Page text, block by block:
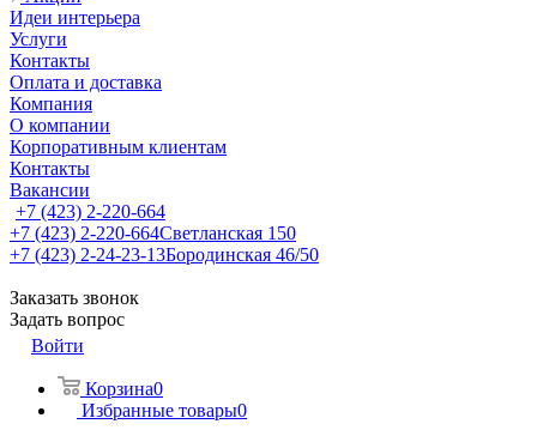
Идеи интерьера
Услуги
Контакты
Оплата и доставка
Компания
О компании
Корпоративным клиентам
Контакты
Вакансии
+7 (423) 2-220-664
+7 (423) 2-220-664Светланская 150
+7 (423) 2-24-23-13Бородинская 46/50
Заказать звонок
Задать вопрос
Войти
Корзина0
Избранные товары0